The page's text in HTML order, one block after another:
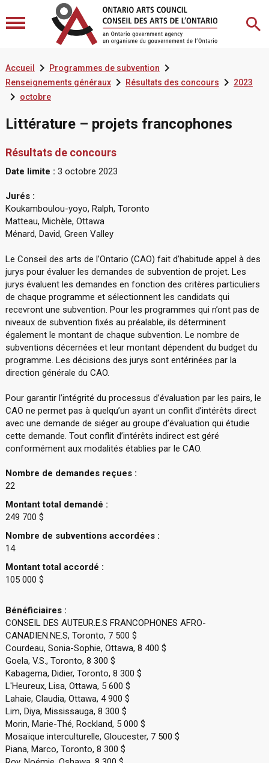
Accueil  Programmes de subvention
Renseignements généraux Résultats des concours 2023
 octobre
Littérature – projets francophones
Résultats de concours
Date limite : 3 octobre 2023
Jurés :
Koukamboulou-yoyo, Ralph, Toronto
Matteau, Michèle, Ottawa
Ménard, David, Green Valley
Le Conseil des arts de l’Ontario (CAO) fait d’habitude appel à des
jurys pour évaluer les demandes de subvention de projet. Les
jurys évaluent les demandes en fonction des critères particuliers
de chaque programme et sélectionnent les candidats qui
recevront une subvention. Pour les programmes qui n’ont pas de
niveaux de subvention fixés au préalable, ils déterminent
également le montant de chaque subvention. Le nombre de
subventions décernées et leur montant dépendent du budget du
programme. Les décisions des jurys sont entérinées par la
direction générale du CAO.
Pour garantir l’intégrité du processus d’évaluation par les pairs, le
CAO ne permet pas à quelqu’un ayant un conflit d’intérêts direct
avec une demande de siéger au groupe d’évaluation qui étudie
cette demande. Tout conflit d’intérêts indirect est géré
conformément aux modalités établies par le CAO.
Nombre de demandes reçues :
22
Montant total demandé :
249 700 $
Nombre de subventions accordées :
14
Montant total accordé :
105 000 $
Bénéficiaires :
CONSEIL DES AUTEUR.E.S FRANCOPHONES AFRO-
CANADIEN.NE.S, Toronto, 7 500 $
Courdeau, Sonia-Sophie, Ottawa, 8 400 $
Goela, V.S., Toronto, 8 300 $
Kabagema, Didier, Toronto, 8 300 $
L'Heureux, Lisa, Ottawa, 5 600 $
Lahaie, Claudia, Ottawa, 4 900 $
Lim, Diya, Mississauga, 8 300 $
Morin, Marie-Thé, Rockland, 5 000 $
Mosaïque interculturelle, Gloucester, 7 500 $
Piana, Marco, Toronto, 8 300 $